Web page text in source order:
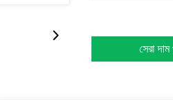
সেরা দাম